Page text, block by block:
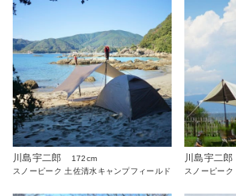
川島宇二郎
172cm
スノーピーク 土佐清水キャンプフィールド
川島宇二郎
スノーピー